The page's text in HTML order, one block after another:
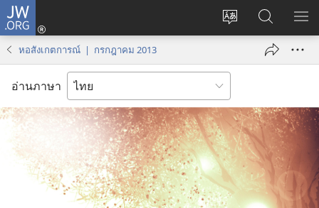
JW.ORG
เปลี่ยน
เข้า
(เปิด
ใหม่)
ค้นหา
ใน
JW.ORG
แส
หอสังเกตการณ์ | กรกฎาคม 2013
อ่านภาษา